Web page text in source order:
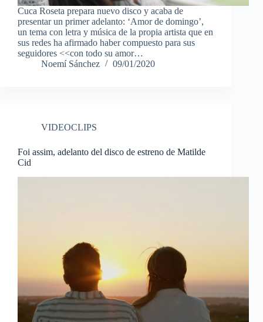
Cuca Roseta prepara nuevo disco y acaba de
presentar un primer adelanto: ‘Amor de domingo’,
un tema con letra y música de la propia artista que en
sus redes ha afirmado haber compuesto para sus
seguidores <<con todo su amor…
Noemí Sánchez
09/01/2020
VIDEOCLIPS
Foi assim, adelanto del disco de estreno de Matilde
Cid